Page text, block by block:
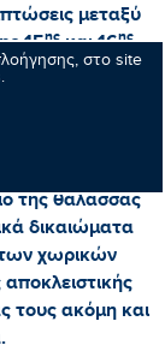
στο site
μεταξύ
15ηςκαι 16ης
αλληλεγγύη
μελών της ΕΕ
της θάλασσας
δικαιώματα
χωρικών
τους ακόμη και